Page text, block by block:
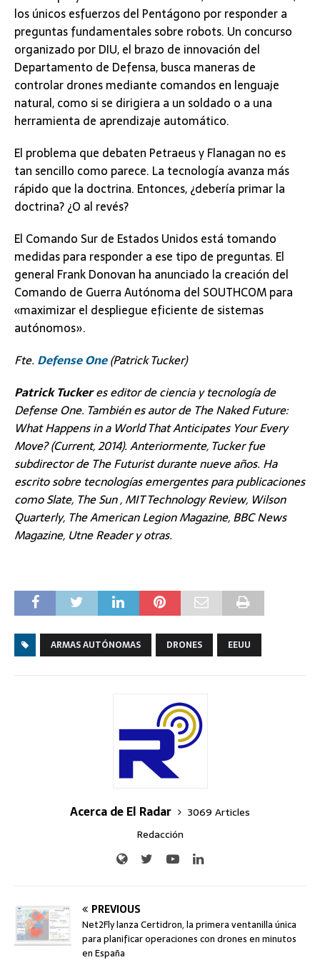
los únicos esfuerzos del Pentágono por responder a
preguntas fundamentales sobre robots. Un concurso
organizado por DIU, el brazo de innovación del
Departamento de Defensa, busca maneras de
controlar drones mediante comandos en lenguaje
natural, como si se dirigiera a un soldado o a una
herramienta de aprendizaje automático.
El problema que debaten Petraeus y Flanagan no es
tan sencillo como parece. La tecnología avanza más
rápido que la doctrina. Entonces, ¿debería primar la
doctrina? ¿O al revés?
El Comando Sur de Estados Unidos está tomando
medidas para responder a ese tipo de preguntas. El
general Frank Donovan ha anunciado la creación del
Comando de Guerra Autónoma del SOUTHCOM para
«maximizar el despliegue eficiente de sistemas
autónomos».
Fte. Defense One(Patrick Tucker)
Patrick Tuckeres editor de ciencia y tecnología de
Defense One. También es autor deThe Naked Future:
What Happens in a World That Anticipates Your Every
Move?(Current, 2014). Anteriormente, Tucker fue
subdirector deThe Futuristdurante nueve años. Ha
escrito sobre tecnologías emergentes para publicaciones
comoSlate, The Sun,MIT Technology Review, Wilson
Quarterly, The American Legion Magazine,BBC News
Magazine, Utne Readery otras.
ARMAS AUTÓNOMAS DRONES EEUU
Acerca de El Radar
3069 Articles
Redacción
PREVIOUS
Net2Fly lanza Certidron, la primera ventanilla única
para planificar operaciones con drones en minutos
en España